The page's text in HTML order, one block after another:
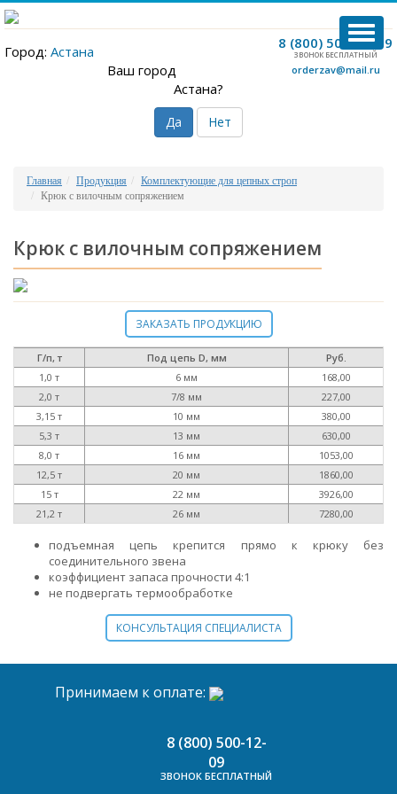
8 (800) 500-12-09
ЗВОНОК БЕСПЛАТНЫЙ
orderzav@mail.ru
Город: Астана
Ваш город
Астана?
Да Нет
Главная Продукция
Комплектующие для цепных строп
Крюк с вилочным сопряжением
Крюк с вилочным сопряжением
ЗАКАЗАТЬ ПРОДУКЦИЮ
Г/п, т Под цепь D, мм
Руб.
1,0 т
6 мм
168,00
2,0 т
7/8 мм
227,00
3,15 т
10 мм
380,00
5,3 т
13 мм
630,00
8,0 т
16 мм
1053,00
12,5 т
20 мм
1860,00
15 т
22 мм
3926,00
21,2 т
26 мм 7280,00
подъемная цепь крепится прямо к крюку без
соединительного звена
коэффициент запаса прочности 4:1
не подвергать термообработке
КОНСУЛЬТАЦИЯ СПЕЦИАЛИСТА
Принимаем к оплате:
8 (800) 500-12-
09
ЗВОНОК БЕСПЛАТНЫЙ